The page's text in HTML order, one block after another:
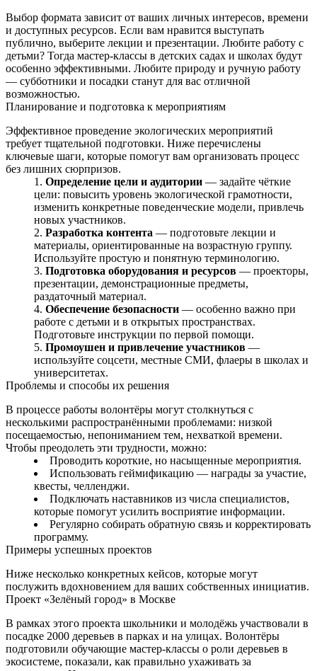
Выбор формата зависит от ваших личных интересов, времени
и доступных ресурсов. Если вам нравится выступать
публично, выберите лекции и презентации. Любите работу с
детьми? Тогда мастер‑классы в детских садах и школах будут
особенно эффективными. Любите природу и ручную работу
— субботники и посадки станут для вас отличной
возможностью.
Планирование и подготовка к мероприятиям
Эффективное проведение экологических мероприятий
требует тщательной подготовки. Ниже перечислены
ключевые шаги, которые помогут вам организовать процесс
без лишних сюрпризов.
Определение цели и аудитории — задайте чёткие
цели: повысить уровень экологической грамотности,
изменить конкретные поведенческие модели, привлечь
новых участников.
Разработка контента — подготовьте лекции и
материалы, ориентированные на возрастную группу.
Используйте простую и понятную терминологию.
Подготовка оборудования и ресурсов — проекторы,
презентации, демонстрационные предметы,
раздаточный материал.
Обеспечение безопасности — особенно важно при
работе с детьми и в открытых пространствах.
Подготовьте инструкции по первой помощи.
Промоушен и привлечение участников —
используйте соцсети, местные СМИ, флаеры в школах и
университетах.
Проблемы и способы их решения
В процессе работы волонтёры могут столкнуться с
несколькими распространёнными проблемами: низкой
посещаемостью, непониманием тем, нехваткой времени.
Чтобы преодолеть эти трудности, можно:
Проводить короткие, но насыщенные мероприятия.
Использовать геймификацию — награды за участие,
квесты, челленджи.
Подключать наставников из числа специалистов,
которые помогут усилить восприятие информации.
Регулярно собирать обратную связь и корректировать
программу.
Примеры успешных проектов
Ниже несколько конкретных кейсов, которые могут
послужить вдохновением для ваших собственных инициатив.
Проект «Зелёный город» в Москве
В рамках этого проекта школьники и молодёжь участвовали в
посадке 2000 деревьев в парках и на улицах. Волонтёры
подготовили обучающие мастер‑классы о роли деревьев в
экосистеме, показали, как правильно ухаживать за